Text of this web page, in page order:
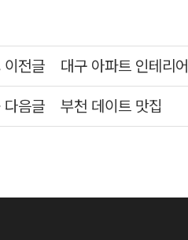
이전글 대구 아파트 인테리어
다음글 부천 데이트 맛집